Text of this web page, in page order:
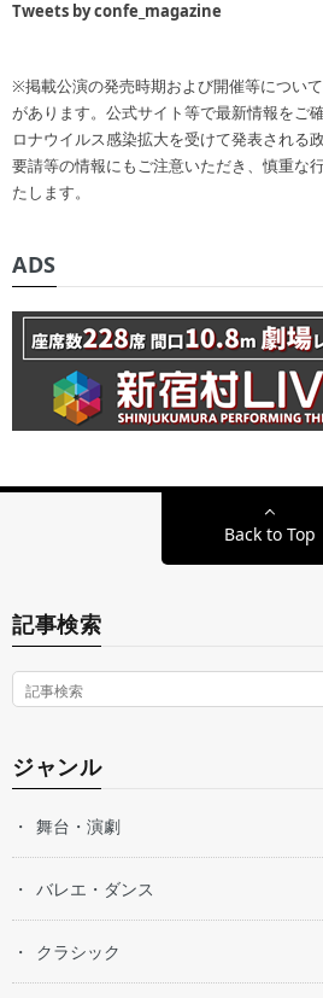
Tweets by confe_magazine
※掲載公演の発売時期および開催等につい
があります。公式サイト等で最新情報をご
ロナウイルス感染拡大を受けて発表される
要請等の情報にもご注意いただき、慎重な
たします。
ADS
Back to Top
記事検索
ジャンル
舞台・演劇
バレエ・ダンス
クラシック